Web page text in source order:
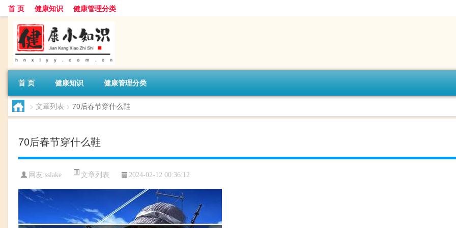
首 页 健康知识 健康管理分类
首 页 健康知识 健康管理分类
> 文章列表 > 70后春节穿什么鞋
70后春节穿什么鞋
网友:sslake 文章列表 2024-02-12 00:36:12